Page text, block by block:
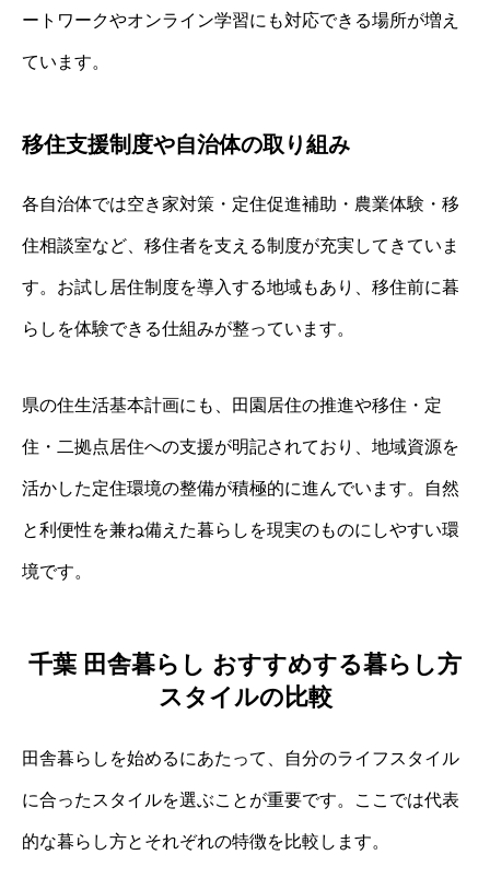
ートワークやオンライン学習にも対応できる場所が増え
ています。
移住支援制度や自治体の取り組み
各自治体では空き家対策・定住促進補助・農業体験・移
住相談室など、移住者を支える制度が充実してきていま
す。お試し居住制度を導入する地域もあり、移住前に暮
らしを体験できる仕組みが整っています。
県の住生活基本計画にも、田園居住の推進や移住・定
住・二拠点居住への支援が明記されており、地域資源を
活かした定住環境の整備が積極的に進んでいます。自然
と利便性を兼ね備えた暮らしを現実のものにしやすい環
境です。
千葉 田舎暮らし おすすめする暮らし方
スタイルの比較
田舎暮らしを始めるにあたって、自分のライフスタイル
に合ったスタイルを選ぶことが重要です。ここでは代表
的な暮らし方とそれぞれの特徴を比較します。